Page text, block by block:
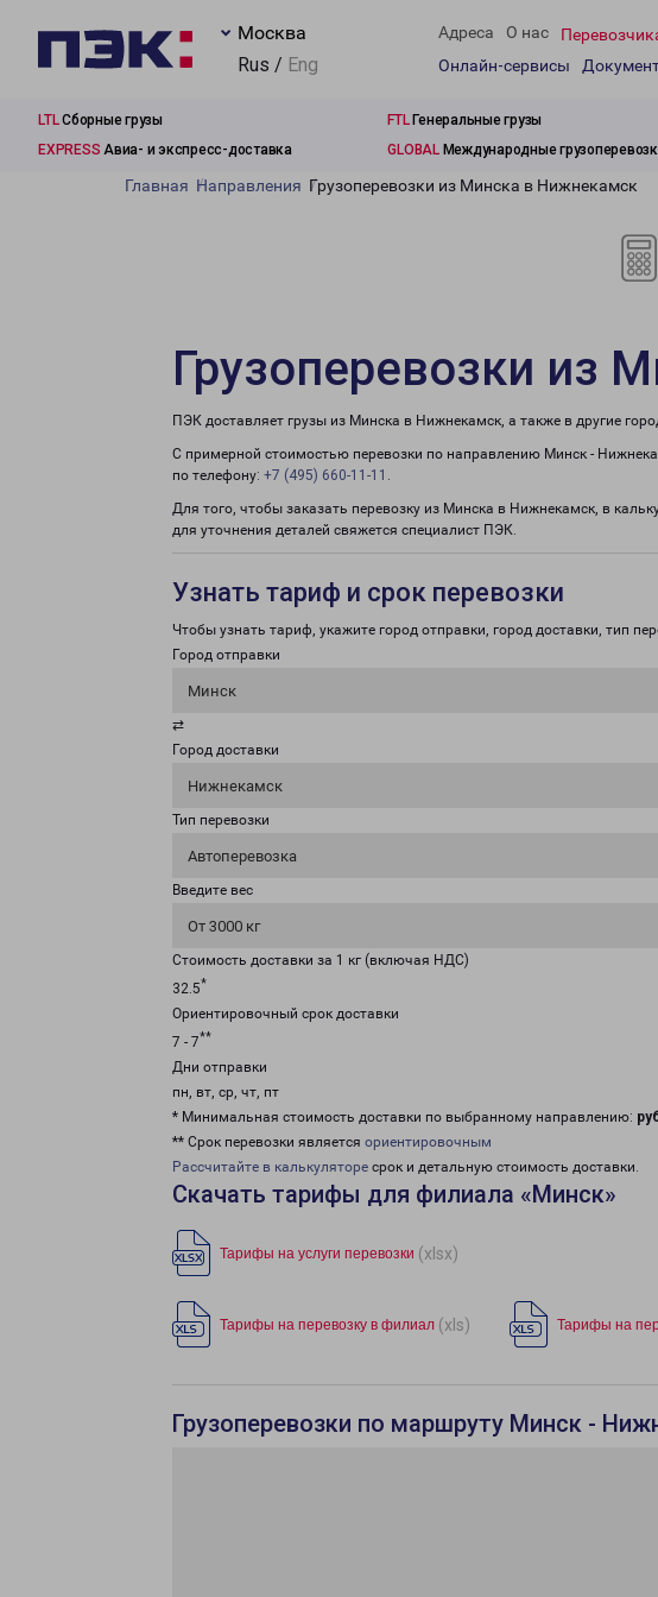
Москва
Rus / Eng
Адреса О нас
Онлайн-сервисы
LTLСборные грузы FTLГенеральные грузы
EXPRESS Авиа- и экспресс-доставка GLOBALМеждународные
Главная Направления Грузоперевозки из Минска в Нижнекамск
Грузоперевозки из
ПЭК доставляет грузы из Минска в Нижнекамск, а также в другие
С примерной стоимостью перевозки по направлению Минск -
по телефону: +7 (495) 660-11-11 .
Для того, чтобы заказать перевозку из Минска в Нижнекамск, в
для уточнения деталей свяжется специалист ПЭК.
Узнать тариф и срок перевозки
Чтобы узнать тариф, укажите город отправки, город доставки, тип
Город отправки
Минск
⇄
Город доставки
Нижнекамск
Тип перевозки
Автоперевозка
Введите вес
От 3000 кг
Стоимость доставки за 1 кг (включая НДС)
32.5*
Ориентировочный срок доставки
7 - 7**
Дни отправки
пн, вт, ср, чт, пт
* Минимальная стоимость доставки по выбранному направлению:
** Срок перевозки является ориентировочным
Рассчитайте в калькуляторе срок и детальную стоимость доставки.
Скачать тарифы для филиала «Минск»
Тарифы на услуги перевозки (xlsx)
Тарифы на перевозку в филиал (xls) Тарифы на
Грузоперевозки по маршруту Минск -